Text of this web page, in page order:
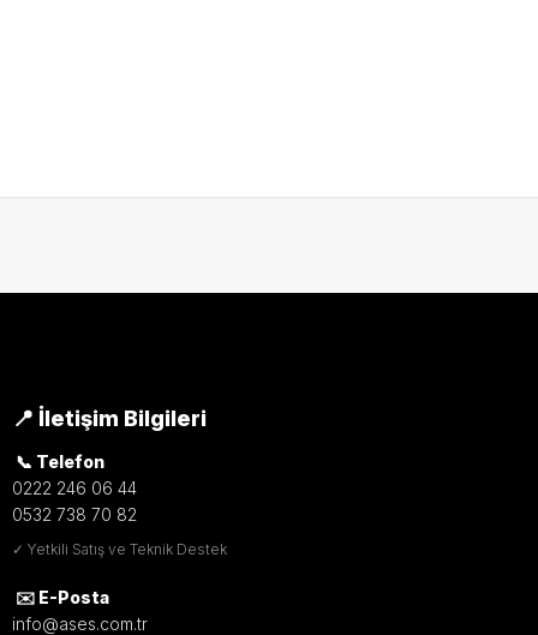
📍 İletişim Bilgileri
📞 Telefon
0222 246 06 44
0532 738 70 82
✓ Yetkili Satış ve Teknik Destek
✉️ E-Posta
info@ases.com.tr